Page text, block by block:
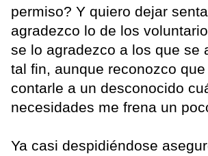
permiso? Y quiero dejar
agradezco lo de los
se lo agradezco a los que se
tal fin, aunque reconozco
contarle a un desconocido
necesidades me frena un
Ya casi despidiéndose